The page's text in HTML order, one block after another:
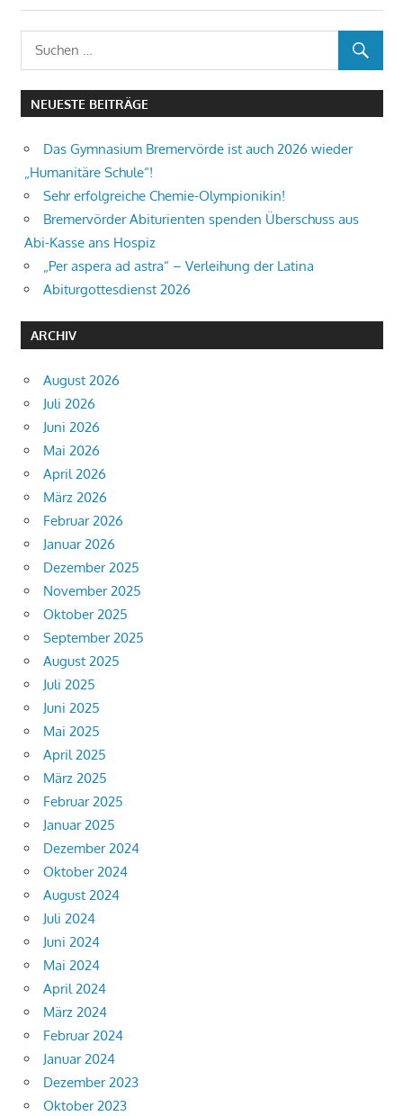
NEUESTE BEITRÄGE
Das Gymnasium Bremervörde ist auch 2026 wieder
„Humanitäre Schule“!
Sehr erfolgreiche Chemie-Olympionikin!
Bremervörder Abiturienten spenden Überschuss aus
Abi-Kasse ans Hospiz
„Per aspera ad astra“ – Verleihung der Latina
Abiturgottesdienst 2026
ARCHIV
August 2026
Juli 2026
Juni 2026
Mai 2026
April 2026
März 2026
Februar 2026
Januar 2026
Dezember 2025
November 2025
Oktober 2025
September 2025
August 2025
Juli 2025
Juni 2025
Mai 2025
April 2025
März 2025
Februar 2025
Januar 2025
Dezember 2024
Oktober 2024
August 2024
Juli 2024
Juni 2024
Mai 2024
April 2024
März 2024
Februar 2024
Januar 2024
Dezember 2023
Oktober 2023